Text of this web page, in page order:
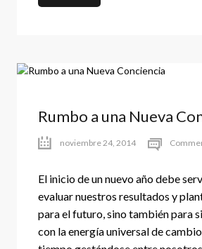
Rumbo a una Nueva
noviembre 24, 2014
El inicio de un nuevo año debe
evaluar nuestros resultados y
para el futuro, sino también para
con la energía universal de